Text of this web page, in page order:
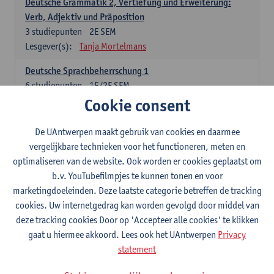
Verb, Adjektiv und Präposition
2E SEM
3 studiepunten
Lesgever(s):
Tanja Mortelmans
Deutsche Sprachbeherrschung 1
1E/2E SEM
6studiepunten
Tanja Mortelmans Alex Haider
Raum
1E/2E SEM
6 studiepunten
Lesgever(s):
Carola Strobl Alex Haider
Engels: verplichte opleidingsonderdelen
Advanced English Grammar for English Language
Professionals
1E/2E SEM
Lesgever(s):
Jim Ureel
Cookie consent
De UAntwerpen maakt gebruik van cookies en daarmee
vergelijkbare technieken voor het functioneren, meten en
optimaliseren van de website. Ook worden er cookies geplaatst om
b.v. YouTubefilmpjes te kunnen tonen en voor
marketingdoeleinden. Deze laatste categorie betreffen de tracking
cookies. Uw internetgedrag kan worden gevolgd door middel van
deze tracking cookies Door op 'Accepteer alle cookies' te klikken
gaat u hiermee akkoord. Lees ook het UAntwerpen Privacy
statement